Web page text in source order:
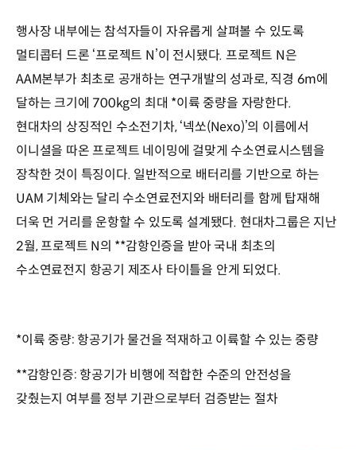
행사장 내부에는 참석자들이 자유롭게 살펴볼 수 있도록
멀티콥터 드론 ‘프로젝트 N’이 전시됐다. 프로젝트 N은
AAM본부가 최초로 공개하는 연구개발의 성과로, 직경 6m에
달하는 크기에 700kg의 최대 *이륙 중량을 자랑한다.
현대차의 상징적인 수소전기차, ‘넥쏘(Nexo)’의 이름에서
이니셜을 따온 프로젝트 네이밍에 걸맞게 수소연료시스템을
장착한 것이 특징이다. 일반적으로 배터리를 기반으로 하는
UAM 기체와는 달리 수소연료전지와 배터리를 함께 탑재해
더욱 먼 거리를 운항할 수 있도록 설계됐다. 현대차그룹은 지난
2월, 프로젝트 N의 **감항인증을 받아 국내 최초의
수소연료전지 항공기 제조사 타이틀을 안게 되었다.
*이륙 중량: 항공기가 물건을 적재하고 이륙할 수 있는 중량
**감항인증: 항공기가 비행에 적합한 수준의 안전성을
갖췄는지 여부를 정부 기관으로부터 검증받는 절차